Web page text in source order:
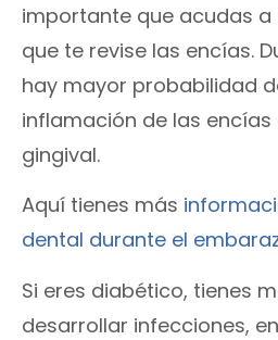
importante que acudas
que te revise las encías.
hay mayor probabilidad
inflamación de las
gingival.
Aquí tienes más
dental durante el
Si eres diabético, tienes
desarrollar infecciones,